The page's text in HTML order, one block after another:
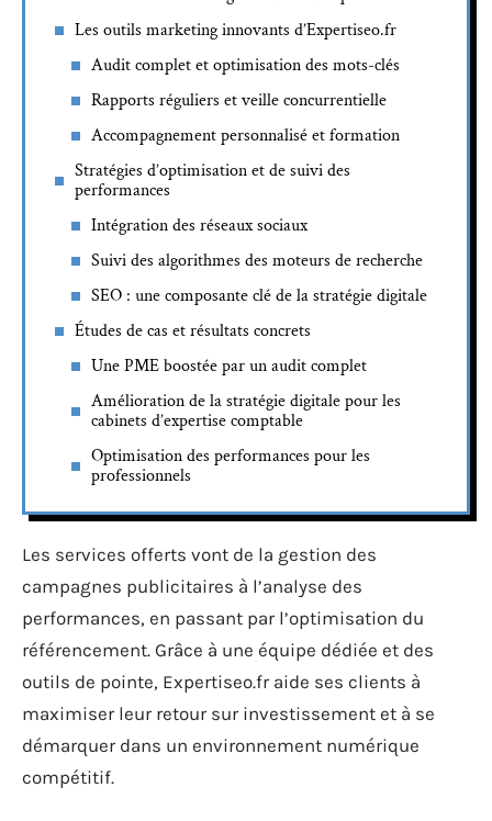
Les outils marketing innovants d’Expertiseo.fr
Audit complet et optimisation des mots-clés
Rapports réguliers et veille concurrentielle
Accompagnement personnalisé et formation
Stratégies d’optimisation et de suivi des
performances
Intégration des réseaux sociaux
Suivi des algorithmes des moteurs de recherche
SEO : une composante clé de la stratégie digitale
Études de cas et résultats concrets
Une PME boostée par un audit complet
Amélioration de la stratégie digitale pour les
cabinets d’expertise comptable
Optimisation des performances pour les
professionnels
Les services offerts vont de la gestion des
campagnes publicitaires à l’analyse des
performances, en passant par l’optimisation du
référencement. Grâce à une équipe dédiée et des
outils de pointe, Expertiseo.fr aide ses clients à
maximiser leur retour sur investissement et à se
démarquer dans un environnement numérique
compétitif.